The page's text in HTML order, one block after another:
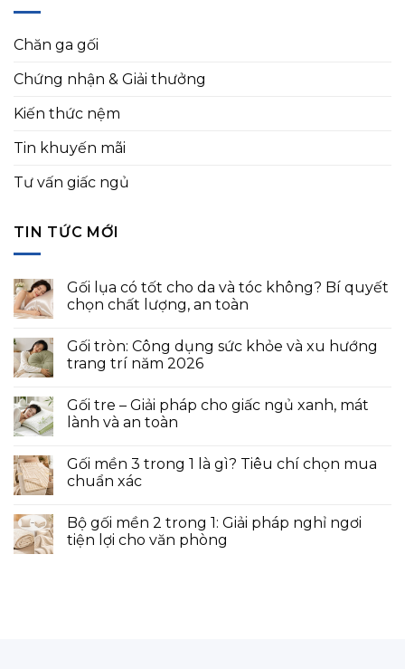
Chăn ga gối
Chứng nhận & Giải thưởng
Kiến thức nệm
Tin khuyến mãi
Tư vấn giấc ngủ
TIN TỨC MỚI
Gối lụa có tốt cho da và tóc không? Bí quyết
chọn chất lượng, an toàn
Gối tròn: Công dụng sức khỏe và xu hướng
trang trí năm 2026
Gối tre – Giải pháp cho giấc ngủ xanh, mát
lành và an toàn
Gối mền 3 trong 1 là gì? Tiêu chí chọn mua
chuẩn xác
Bộ gối mền 2 trong 1: Giải pháp nghỉ ngơi
tiện lợi cho văn phòng